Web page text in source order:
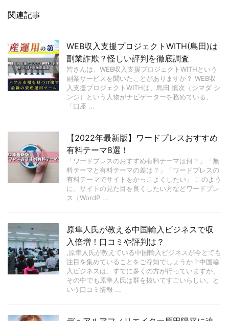
関連記事
WEB収入支援プロジェクトWITH(島田)は
副業詐欺？怪しい評判を徹底調査
皆さんは、WEB収入支援プロジェクトWITHという
副業サービスを聞いたことがありますか？ WEB収
入支援プロジェクトWITHは、島田 慎次（シマダ シ
ンジ）という人物がナビゲーターを務めている、
「口座 ...
【2022年最新版】ワードプレスおすすめ
有料テーマ8選！
「ワードプレスのおすすめ有料テーマは何？」「無
料テーマと有料テーマの差は？」「ワードプレスの
有料テーマでサイトをかっこよくしたい」 このよう
に、サイトの見た目を良くしたい方などワードプレ
ス（WordP ...
原隼人氏が教える中国輸入ビジネスで収
入倍増！口コミや評判は？
,原隼人氏が教えている中国輸入ビジネスが今とても
注目を集めていることをご存知でしょうか？中国輸
入ビジネスは、すでに多くの方が行っていますが、
その中でも原隼人氏は群を抜いてすごいらしい。と
いう口コミ情報 ...